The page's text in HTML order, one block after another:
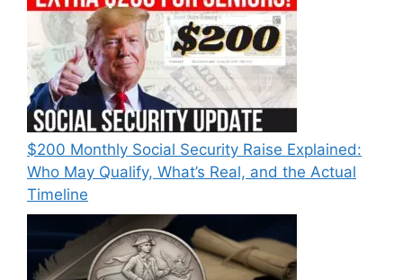
$200 Monthly Social Security Raise Explained:
Who May Qualify, What’s Real, and the Actual
Timeline